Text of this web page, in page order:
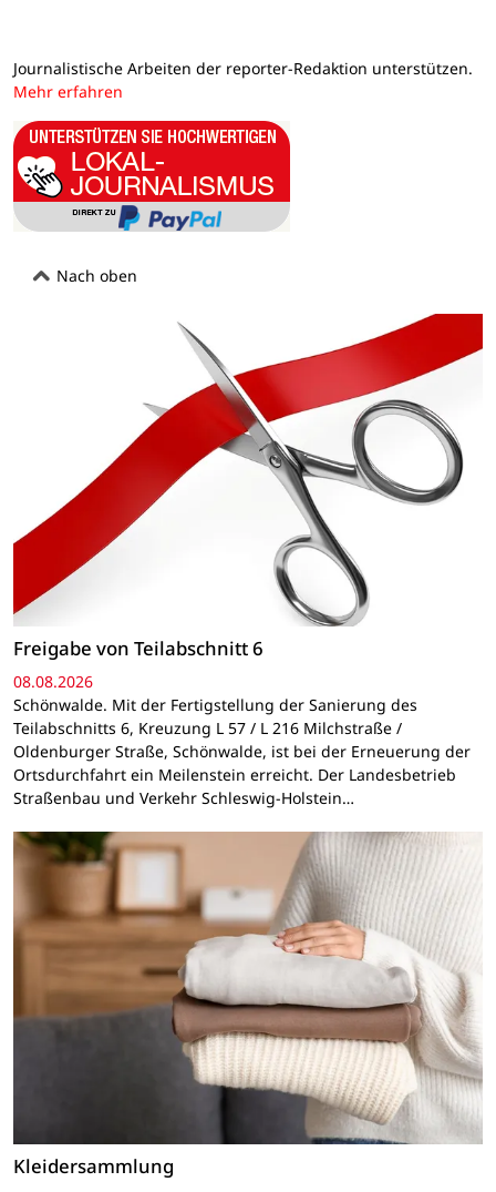
Journalistische Arbeiten der reporter-Redaktion unterstützen.
Mehr erfahren
Nach oben
Freigabe von Teilabschnitt 6
08.08.2026
Schönwalde. Mit der Fertigstellung der Sanierung des
Teilabschnitts 6, Kreuzung L 57 / L 216 Milchstraße /
Oldenburger Straße, Schönwalde, ist bei der Erneuerung der
Ortsdurchfahrt ein Meilenstein erreicht. Der Landesbetrieb
Straßenbau und Verkehr Schleswig-Holstein…
Kleidersammlung